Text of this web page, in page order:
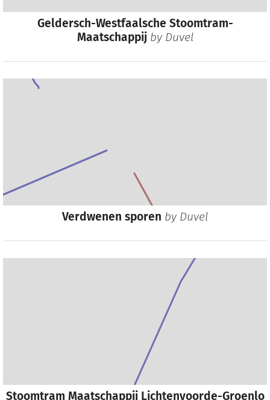
Geldersch-Westfaalsche Stoomtram-
Maatschappij by Duvel
Verdwenen sporen by Duvel
Stoomtram Maatschappij Lichtenvoorde-Groenlo